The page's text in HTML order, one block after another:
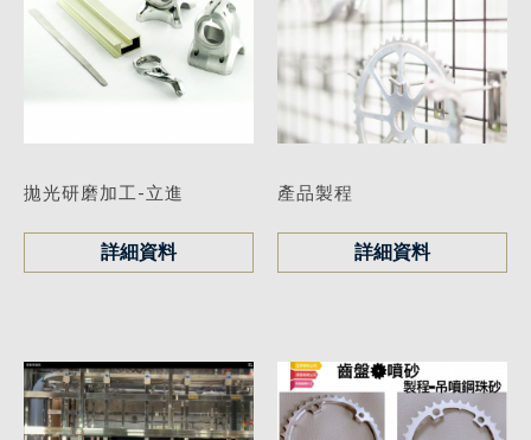
拋光研磨加工-立進
詳細資料
產品製程
詳細資料